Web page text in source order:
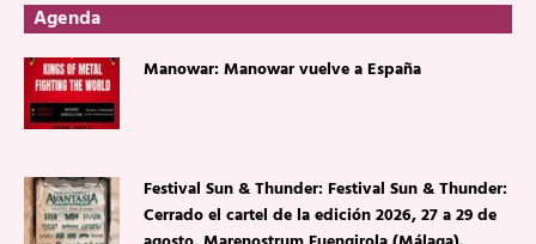
Agenda
Manowar: Manowar vuelve a España
Festival Sun & Thunder: Festival Sun & Thunder:
Cerrado el cartel de la edición 2026, 27 a 29 de